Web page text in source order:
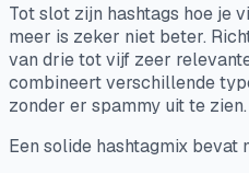
Tot slot zijn hashtags hoe je
meer is zeker niet beter.
van drie tot vijf zeer
combineert verschillende
zonder er spammy uit te zien.
Een solide hashtagmix bevat